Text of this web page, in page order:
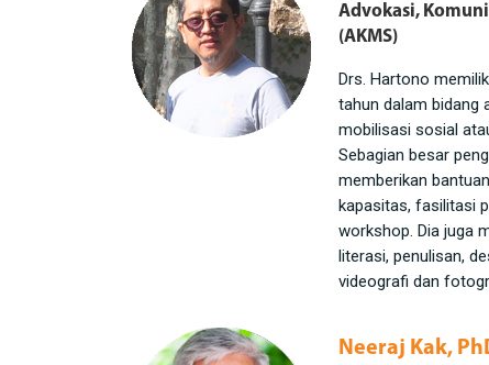
Advokasi,
(AKMS)
Drs. Hartono
tahun dalam bidang
mobilisasi sosial
Sebagian besar
memberikan
kapasitas, fasilitasi
workshop. Dia juga
literasi, penulisan,
videografi dan
Neeraj Kak,